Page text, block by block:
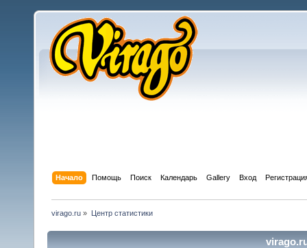
Начало Помощь Поиск Календарь Gallery Вход
virago.ru » Центр статистики